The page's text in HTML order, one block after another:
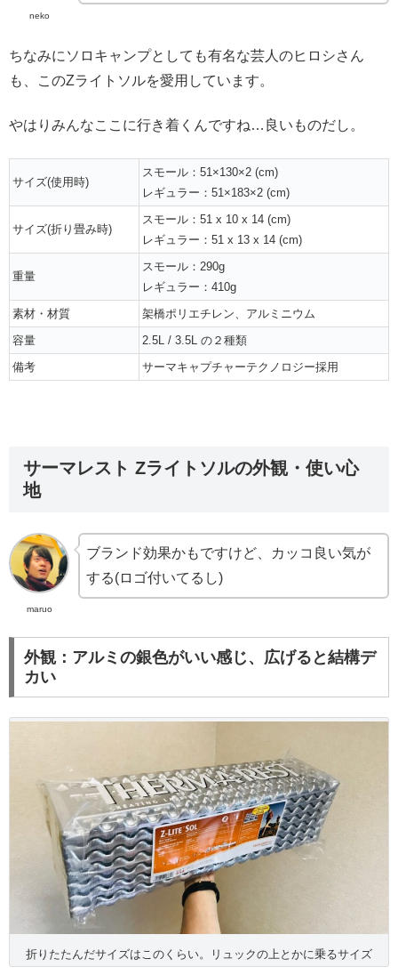
neko
ちなみにソロキャンプとしても有名な芸人のヒロシさん
も、このZライトソルを愛用しています。
やはりみんなここに行き着くんですね…良いものだし。
サイズ(使用時)
スモール：51×130×2 (cm)
レギュラー：51×183×2 (cm)
サイズ(折り畳み時)
スモール：51 x 10 x 14 (cm)
レギュラー：51 x 13 x 14 (cm)
重量
スモール：290g
レギュラー：410g
素材・材質
架橋ポリエチレン、アルミニウム
容量
2.5L / 3.5L の２種類
備考
サーマキャプチャーテクノロジー採用
サーマレスト Zライトソルの外観・使い心
地
maruo
ブランド効果かもですけど、カッコ良い気が
する(ロゴ付いてるし)
外観：アルミの銀色がいい感じ、広げると結構デ
カい
折りたたんだサイズはこのくらい。リュックの上とかに乗るサイズ